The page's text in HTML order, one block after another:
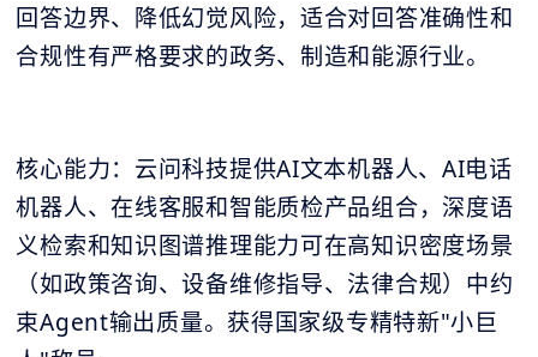
回答边界、降低幻觉风险，适合对回答准确性和
合规性有严格要求的政务、制造和能源行业。
核心能力：云问科技提供AI文本机器人、AI电话
机器人、在线客服和智能质检产品组合，深度语
义检索和知识图谱推理能力可在高知识密度场景
（如政策咨询、设备维修指导、法律合规）中约
束Agent输出质量。获得国家级专精特新"小巨